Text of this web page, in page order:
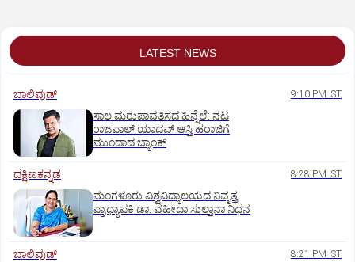
LATEST NEWS
ಬಾಲಿವುಡ್‌ 9:10 PM IST
ಸಾಲ ಮರುಪಾವತಿಸದ ಹಿನ್ನೆಲೆ: ನಟ
ರಾಜಪಾಲ್ ಯಾದವ್‌ ಆಸ್ತಿ ಹರಾಜಿಗೆ
ಮುಂದಾದ ಬ್ಯಾಂಕ್
ದಕ್ಷಿಣಕನ್ನಡ 8:28 PM IST
ಮಂಗಳೂರು ವಿಶ್ವವಿದ್ಯಾಲಯದ ನಿವೃತ್ತ
ಪ್ರಾಧ್ಯಾಪಕಿ ಡಾ. ವಹೀದಾ ಸುಲ್ತಾನಾ ನಿಧನ
ಬಾಲಿವುಡ್‌ 8:21 PM IST